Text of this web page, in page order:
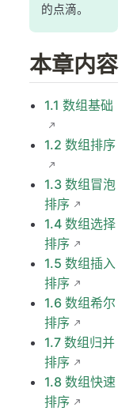
的点滴。
本章内容
1.1 数组基础
1.2 数组排序
1.3 数组冒泡
排序
1.4 数组选择
排序
1.5 数组插入
排序
1.6 数组希尔
排序
1.7 数组归并
排序
1.8 数组快速
排序